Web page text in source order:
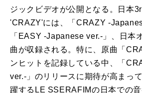
ジックビデオが公開となる。日本
'CRAZY'には、「CRAZY -
「EASY -Japanese ver.-」、日本
曲が収録される。特に、原曲「
ンヒットを記録している中、「
ver.-」のリリースに期待が高まっ
躍するLE SSERAFIMの日本での